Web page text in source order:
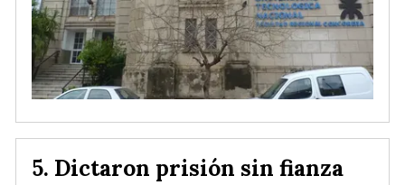
Dictaron prisión sin fianza